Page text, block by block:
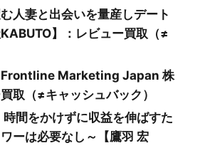
人妻と出会いを量産しデート
】：レビュー買取（≠
Frontline Marketing Japan 株
取（≠キャッシュバック）
間をかけずに収益を伸ばすた
ーは必要なし～【鷹羽 宏